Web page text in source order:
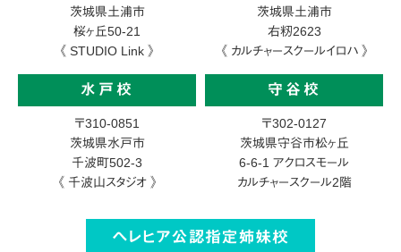
茨城県土浦市
桜ヶ丘50-21
《 STUDIO Link 》
茨城県土浦市
右籾2623
《 カルチャースクールイロハ 》
水戸校
〒310-0851
茨城県水戸市
千波町502-3
《 千波山スタジオ 》
守谷校
〒302-0127
茨城県守谷市松ヶ丘
6-6-1 アクロスモール
カルチャースクール2階